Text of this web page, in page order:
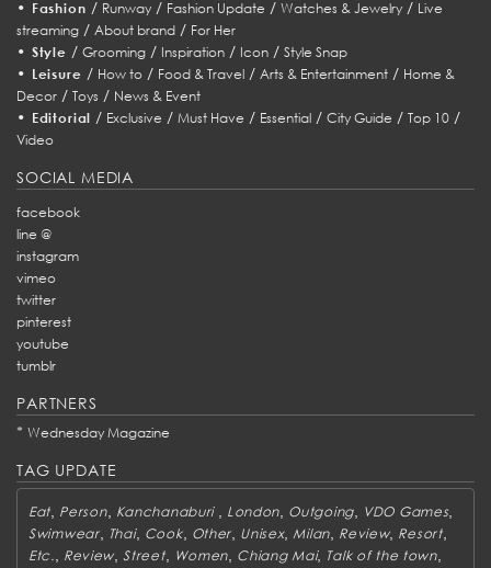
• Fashion / Runway/ Fashion Update / Watches & Jewelry/ Live
streaming / About brand / For Her
• Style / Grooming/ Inspiration/ Icon/ Style Snap
• Leisure / How to/ Food & Travel/ Arts & Entertainment/ Home &
Decor / Toys / News & Event
• Editorial / Exclusive /Must Have / Essential /City Guide /Top 10 /
Video
SOCIAL MEDIA
facebook
line @
instagram
vimeo
twitter
pinterest
youtube
tumblr
PARTNERS
* Wednesday Magazine
TAG UPDATE
Eat Person, Kanchanaburi London Outgoing, VDO Games,
Swimwear, Thai, Cook, Other Unisex, Milan Review, Resort,
Etc. Review,Street, Women Chiang Mai, Talk of the town,